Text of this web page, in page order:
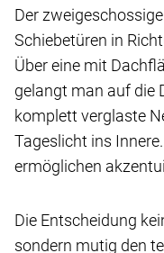
Der
Schiebetüren in
Über eine mit
gelangt man auf die
komplett verglaste
Tageslicht ins
ermöglichen
Die Entscheidung
sondern mutig den